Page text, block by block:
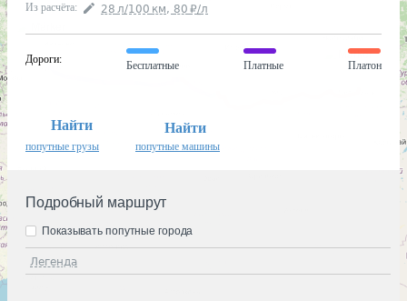
Из расчёта: 28 л/100 км, 80 ₽/л
Дороги:
Бесплатные Платные Платон
Найти
попутные грузы
Найти
попутные машины
Подробный маршрут
Легенда
Показывать попутные города